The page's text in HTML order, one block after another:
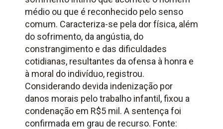
médio ou que é reconhecido pelo senso
comum. Caracteriza-se pela dor física, além
do sofrimento, da angústia, do
constrangimento e das dificuldades
cotidianas, resultantes da ofensa à honra e
à moral do indivíduo, registrou.
Considerando devida indenização por
danos morais pelo trabalho infantil, fixou a
condenação em R$5 mil. A sentença foi
confirmada em grau de recurso. Fonte: